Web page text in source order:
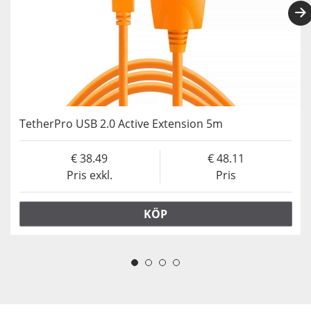
TetherPro USB 2.0 Active Extension 5m
Pris exkl.
38.49
Pris
48.11
KÖP